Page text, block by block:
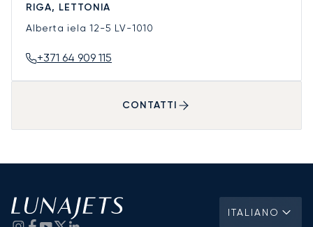
RIGA, LETTONIA
Alberta iela 12-5 LV-1010
+371 64 909 115
CONTATTI
ITALIANO